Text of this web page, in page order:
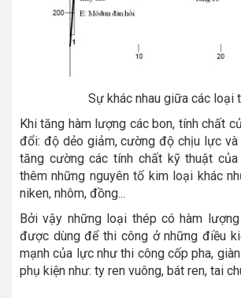
Sự khác nhau giữa các loại
Khi tăng hàm lượng các bon, tính chất
đổi: độ dẻo giảm, cường độ chịu lực
tăng cường các tính chất kỹ thuật
thêm những nguyên tố kim loại khác
niken, nhôm, đồng...
Bởi vậy những loại thép có hàm
được dùng để thi công ở những điều
mạnh của lực như thi công cốp pha,
phụ kiện như: ty ren vuông, bát ren, tai